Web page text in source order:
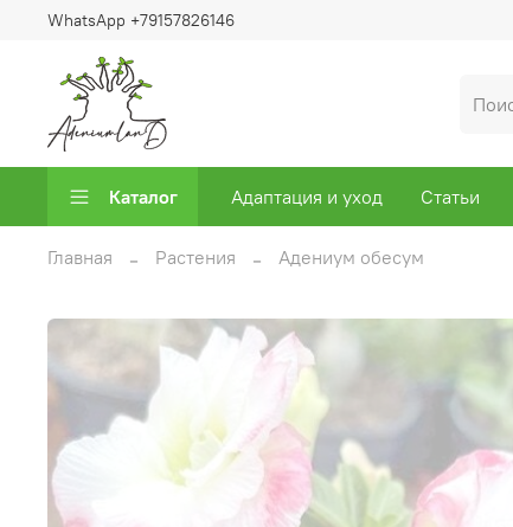
WhatsApp +79157826146
Каталог Адаптация и уход Статьи
Главная Растения Адениум обесум